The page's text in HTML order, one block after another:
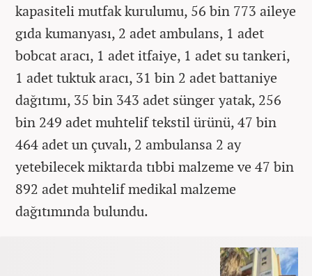
kapasiteli mutfak kurulumu, 56 bin 773 aileye
gıda kumanyası, 2 adet ambulans, 1 adet
bobcat aracı, 1 adet itfaiye, 1 adet su tankeri,
1 adet tuktuk aracı, 31 bin 2 adet battaniye
dağıtımı, 35 bin 343 adet sünger yatak, 256
bin 249 adet muhtelif tekstil ürünü, 47 bin
464 adet un çuvalı, 2 ambulansa 2 ay
yetebilecek miktarda tıbbi malzeme ve 47 bin
892 adet muhtelif medikal malzeme
dağıtımında bulundu.